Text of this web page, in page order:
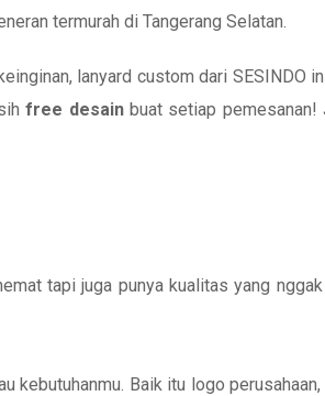
termurah di Tangerang Selatan.
lanyard custom dari SESINDO
free desainbuat setiap pemesanan!
tapi juga punya kualitas yang
Baik itu logo